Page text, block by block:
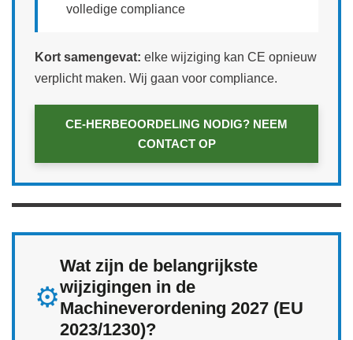
volledige compliance
Kort samengevat: elke wijziging kan CE opnieuw
verplicht maken. Wij gaan voor compliance.
CE‑HERBEOORDELING NODIG? NEEM
CONTACT OP
⚙️
Wat zijn de belangrijkste
wijzigingen in de
Machineverordening 2027 (EU
2023/1230)?